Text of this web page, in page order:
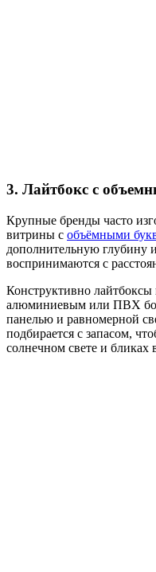
3. Лайтбокс с
Крупные бренды часто
витрины с объёмными
дополнительную глубину
воспринимаются с
Конструктивно лайтбоксы
алюминиевым или ПВХ
панелью и равномерной
подбирается с запасом,
солнечном свете и бликах